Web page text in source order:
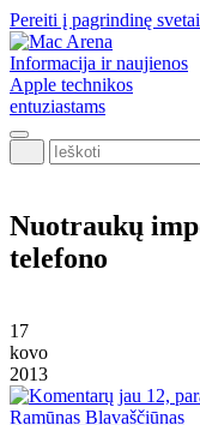
Pereiti į pagrindinę
Informacija ir naujienos
Apple technikos
entuziastams
Ieškoti
Nuotraukų
telefono
17
kovo
2013
Ramūnas Blavaščiūnas